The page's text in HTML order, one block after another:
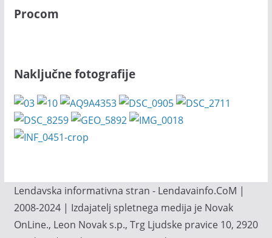
Procom
Naključne fotografije
Lendavska informativna stran - Lendavainfo.CoM |
2008-2024 | Izdajatelj spletnega medija je Novak
OnLine., Leon Novak s.p., Trg Ljudske pravice 10, 2920